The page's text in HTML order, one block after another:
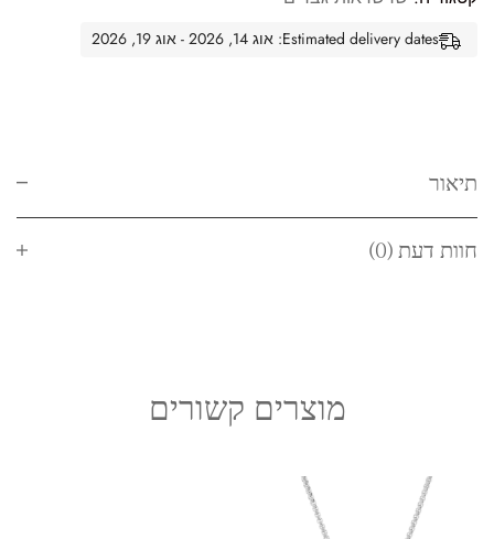
Estimated delivery dates: אוג 14, 2026 - אוג 19, 2026
תיאור
חוות דעת (0)
מוצרים קשורים